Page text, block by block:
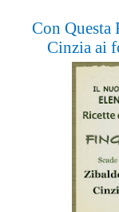
Con Questa
Cinzia ai